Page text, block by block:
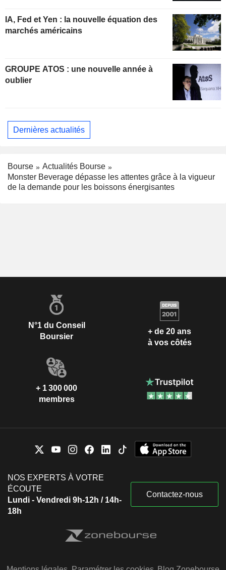
IA, Fed et Yen : la nouvelle équation des
marchés américains
GROUPE ATOS : une nouvelle année à
oublier
Dernières actualités
Bourse
Actualités Bourse
Monster Beverage dépasse les attentes grâce à la vigueur
de la demande pour les boissons énergisantes
N°1 du Conseil
Boursier
+ de 20 ans
à vos côtés
+ 1 300 000
membres
NOS EXPERTS À VOTRE
ÉCOUTE
Lundi - Vendredi 9h-12h / 14h-
18h
Contactez-nous